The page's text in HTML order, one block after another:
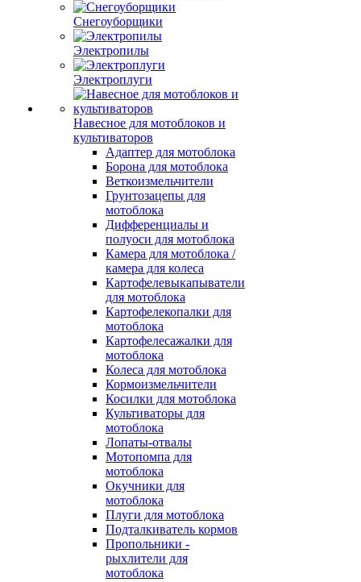
Снегоуборщики
Электропилы
Электроплуги
Навесное для мотоблоков и
культиваторов
Адаптер для мотоблока
Борона для мотоблока
Веткоизмельчители
Грунтозацепы для
мотоблока
Дифференциалы и
полуоси для мотоблока
Камера для мотоблока /
камера для колеса
Картофелевыкапыватели
для мотоблока
Картофелекопалки для
мотоблока
Картофелесажалки для
мотоблока
Колеса для мотоблока
Кормоизмельчители
Косилки для мотоблока
Культиваторы для
мотоблока
Лопаты-отвалы
Мотопомпа для
мотоблока
Окучники для
мотоблока
Плуги для мотоблока
Подталкиватель кормов
Пропольники -
рыхлители для
мотоблока